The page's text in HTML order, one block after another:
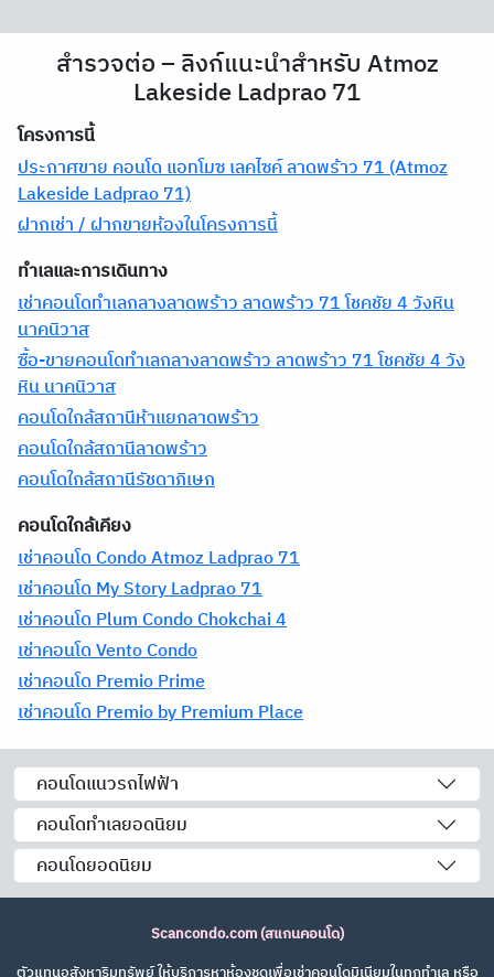
สำรวจต่อ – ลิงก์แนะนำสำหรับ Atmoz
Lakeside Ladprao 71
โครงการนี้
ประกาศขาย คอนโด แอทโมซ เลคไซค์ ลาดพร้าว 71 (Atmoz
Lakeside Ladprao 71)
ฝากเช่า / ฝากขายห้องในโครงการนี้
ทำเลและการเดินทาง
เช่าคอนโดทำเลกลางลาดพร้าว ลาดพร้าว 71 โชคชัย 4 วังหิน
นาคนิวาส
ซื้อ-ขายคอนโดทำเลกลางลาดพร้าว ลาดพร้าว 71 โชคชัย 4 วัง
หิน นาคนิวาส
คอนโดใกล้สถานีห้าแยกลาดพร้าว
คอนโดใกล้สถานีลาดพร้าว
คอนโดใกล้สถานีรัชดาภิเษก
คอนโดใกล้เคียง
เช่าคอนโด Condo Atmoz Ladprao 71
เช่าคอนโด My Story Ladprao 71
เช่าคอนโด Plum Condo Chokchai 4
เช่าคอนโด Vento Condo
เช่าคอนโด Premio Prime
เช่าคอนโด Premio by Premium Place
คอนโดแนวรถไฟฟ้า
คอนโดทำเลยอดนิยม
คอนโดยอดนิยม
Scancondo.com (สแกนคอนโด)